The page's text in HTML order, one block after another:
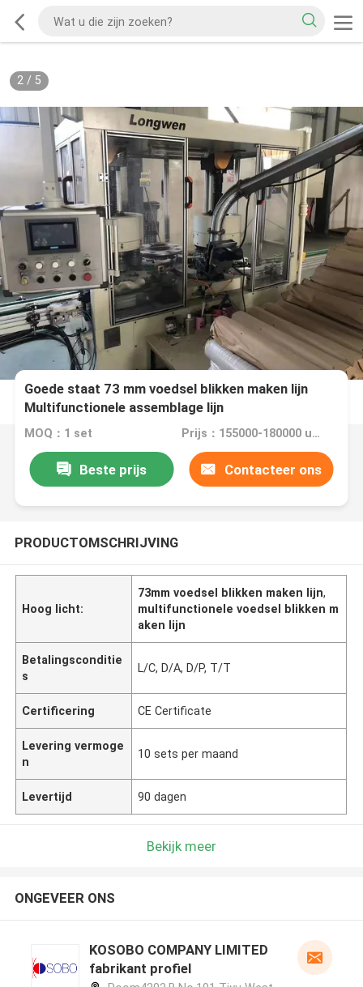
2/ 5
Goede staat 73 mm voedsel blikken maken lijn
Multifunctionele assemblage lijn
MOQ：1 set Prijs：155000-180000 usd
Beste prijs Contacteer ons
PRODUCTOMSCHRIJVING
Hoog licht:
73mm voedsel blikken maken lijn,
multifunctionele voedsel blikken m
aken lijn
Betalingsconditie
s
L/C, D/A, D/P, T/T
Certificering CE Certificate
Levering vermoge
n
10 sets per maand
Levertijd 90 dagen
Bekijk meer
ONGEVEER ONS
KOSOBO COMPANY LIMITED
fabrikant profiel